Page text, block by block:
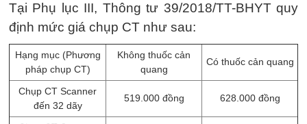
Tại Phụ lục III, Thông tư 39/2018/TT-BHYT quy
định mức giá chụp CT như sau:
Hạng mục (Phương
pháp chụp CT)
Không thuốc cản
quang
Có thuốc cản quang
Chụp CT Scanner
đến 32 dãy
519.000 đồng 628.000 đồng